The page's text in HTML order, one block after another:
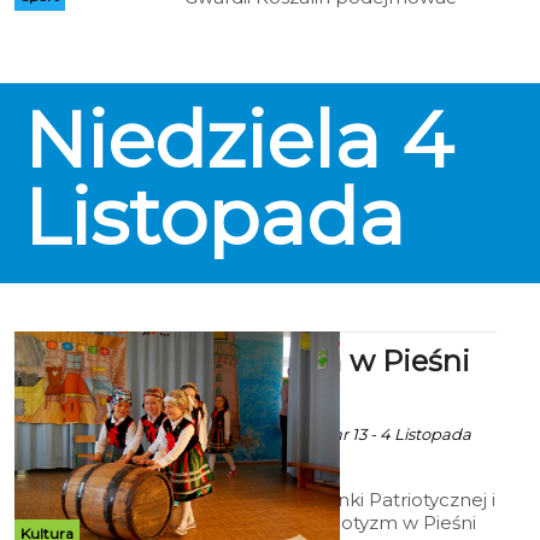
34 w sobotę o godz. 17.00.
Niedziela 4
Listopada
Kultura
Patriotyzm w Pieśni
zaklęty
Ala za Przedszkole nr 13 - 4 Listopada
2018 godz. 3:18
X Przegląd Piosenki Patriotycznej i
Żołnierskiej „Patriotyzm w Pieśni